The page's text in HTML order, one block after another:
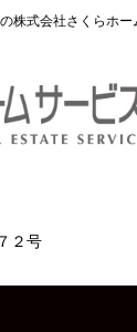
株式会社さくらホー
２号